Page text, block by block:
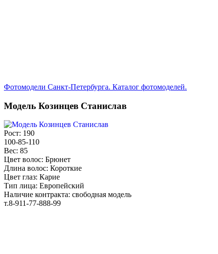
Фотомодели Санкт-Петербурга. Каталог фотомоделей.
Модель Козинцев Станислав
Рост: 190
100-85-110
Вес: 85
Цвет волос: Брюнет
Длина волос: Короткие
Цвет глаз: Карие
Тип лица: Европейский
Наличие контракта: свободная модель
т.8-911-77-888-99